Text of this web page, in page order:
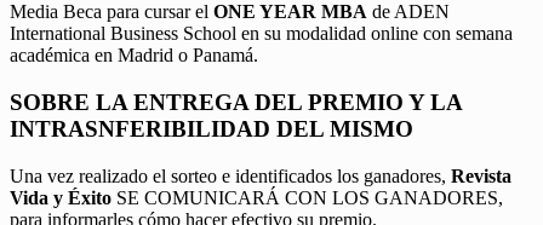
Media Beca para cursar el ONE YEAR MBA de ADEN
International Business School en su modalidad online con semana
académica en Madrid o Panamá.
SOBRE LA ENTREGA DEL PREMIO Y LA
INTRASNFERIBILIDAD DEL MISMO
Una vez realizado el sorteo e identificados los ganadores, Revista
Vida y Éxito SE COMUNICARÁ CON LOS GANADORES,
para informarles cómo hacer efectivo su premio.